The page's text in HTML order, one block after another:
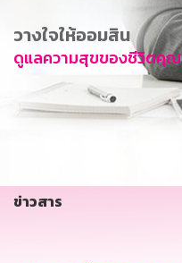
การพัฒนาที่ยั่งยืน
ข่าวสาร
บริการทางการเงิน
อื่นๆ
วางใจให้ออมสิน
ดูแลความสุขของชีวิตคุณ
ข่าวสาร